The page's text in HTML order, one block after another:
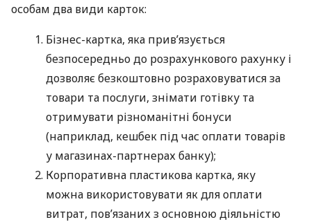
особам два види карток:
Бізнес-картка, яка прив’язується
безпосередньо до розрахункового рахунку і
дозволяє безкоштовно розраховуватися за
товари та послуги, знімати готівку та
отримувати різноманітні бонуси
(наприклад, кешбек під час оплати товарів
у магазинах-партнерах банку);
Корпоративна пластикова картка, яку
можна використовувати як для оплати
витрат, пов’язаних з основною діяльністю